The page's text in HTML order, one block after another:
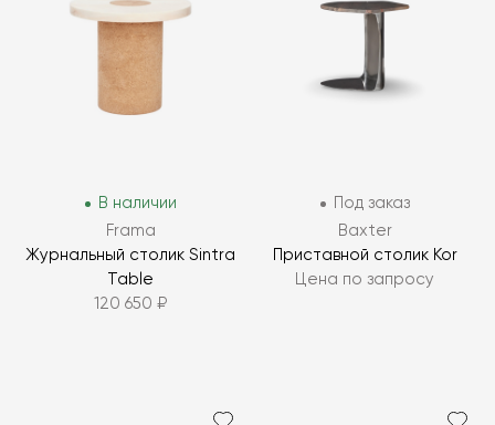
В наличии
Frama
Журнальный столик Sintra
Table
120 650 ₽
Под заказ
Baxter
Приставной столик Kor
Цена по запросу